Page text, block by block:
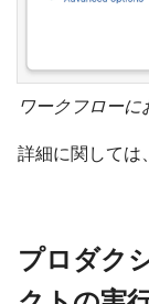
ワークフロー
詳細に関しては
プロダク